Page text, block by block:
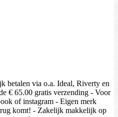
betalen via o.a. Ideal, Riverty en
€ 65.00 gratis verzending - Voor
of instagram - Eigen merk
komt! - Zakelijk makkelijk op